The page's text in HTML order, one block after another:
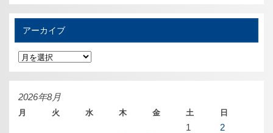
アーカイブ
ア
ー
カ
イ
ブ
2026年8月
月 火 水 木 金 土 日
1
2